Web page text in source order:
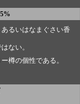
るいはなまぐさい香
ない。
樽の個性である。